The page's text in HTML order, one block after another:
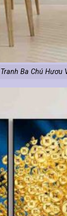
Tranh Ba Chú Hươu